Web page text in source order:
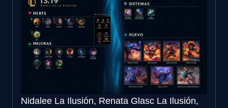
Nidalee La Ilusión, Renata Glasc La Ilusión,